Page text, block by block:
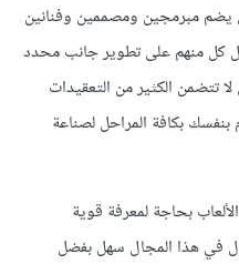
مبرمجين ومصممين وفنانين
كل منهم على تطوير جانب محدد
لا تتضمن الكثير من التعقيدات
بكافة المراحل لصناعة
بحاجة لمعرفة قوية
في هذا المجال سهل بفضل